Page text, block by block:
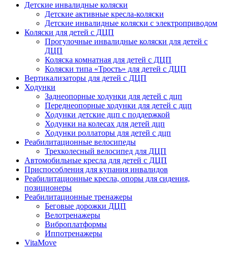
Детские инвалидные коляски
Детские активные кресла-коляски
Детские инвалидные коляски с электроприводом
Коляски для детей с ДЦП
Прогулочные инвалидные коляски для детей с
ДЦП
Коляска комнатная для детей с ДЦП
Коляски типа «Трость» для детей с ДЦП
Вертикализаторы для детей с ДЦП
Ходунки
Заднеопорные ходунки для детей с дцп
Переднеопорные ходунки для детей с дцп
Ходунки детские дцп с поддержкой
Ходунки на колесах для детей дцп
Ходунки роллаторы для детей с дцп
Реабилитационные велосипеды
Трехколесный велосипед для ДЦП
Автомобильные кресла для детей с ДЦП
Приспособления для купания инвалидов
Реабилитационные кресла, опоры для сидения,
позиционеры
Реабилитационные тренажеры
Беговые дорожки ДЦП
Велотренажеры
Виброплатформы
Иппотренажеры
VitaMove